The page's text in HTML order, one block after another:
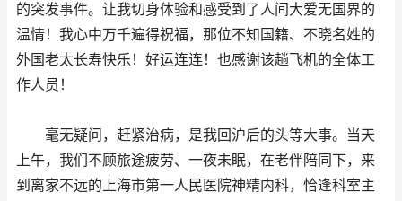
的突发事件。让我切身体验和感受到了人间大爱无国界的
温情！我心中万千遍得祝福，那位不知国籍、不晓名姓的
外国老太长寿快乐！好运连连！也感谢该趟飞机的全体工
作人员！
毫无疑问，赶紧治病，是我回沪后的头等大事。当天
上午，我们不顾旅途疲劳、一夜未眠，在老伴陪同下，来
到离家不远的上海市第一人民医院神精内科，恰逢科室主